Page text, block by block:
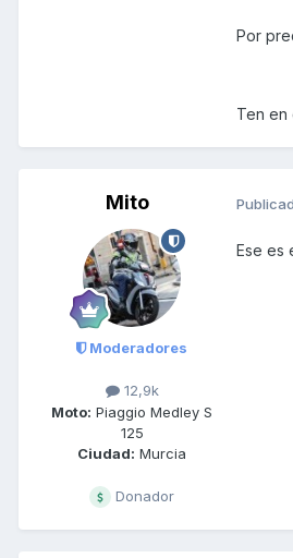
Por
Ten en
Mito
Moderadores
12,9k
Moto: Piaggio Medley S
125
Ciudad: Murcia
Donador
Ese es